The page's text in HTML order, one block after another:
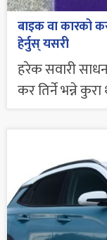
बाइक वा कारको
हेर्नुस् यसरी
हरेक सवारी
कर तिर्ने भन्ने कुरा